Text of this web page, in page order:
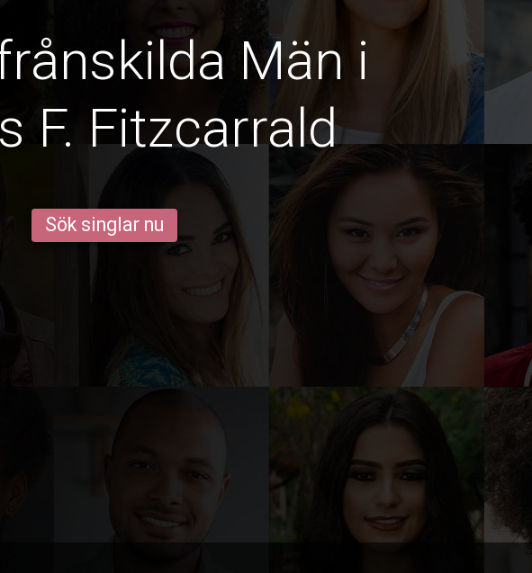
Män i
F. Fitzcarrald
Sök singlar nu